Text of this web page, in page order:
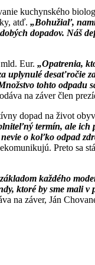
kuchynského
atď. „Bohužiaľ,
dopadov. Náš
Eur. „Opatrenia,
uplynulé desaťročie
tohto odpadu
na záver člen
dopad na život
termín, ale ich
o koľko odpad
Preto sa
každého
ktoré by sme mali v
na záver, Ján